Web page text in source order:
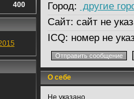
400
Город: другие
Сайт: сайт не
ICQ: номер не
О себе
Не указано